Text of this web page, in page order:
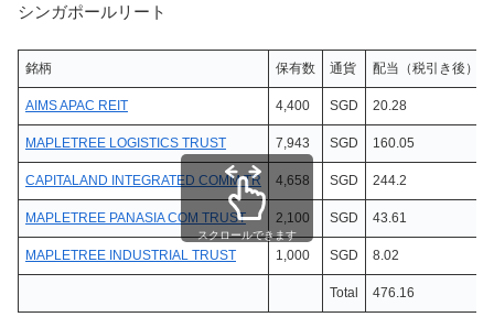
シンガポールリート
銘柄 保有数 通貨 配当（税引き後）
AIMS APAC REIT 4,400 SGD 20.28
MAPLETREE LOGISTICS TRUST 7,943 SGD 160.05
CAPITALAND INTEGRATED COMM TR 4,658 SGD 244.2
MAPLETREE PANASIA COM TRUST 2,100 SGD 43.61
MAPLETREE INDUSTRIAL TRUST 1,000 SGD 8.02
Total 476.16
スクロールできます